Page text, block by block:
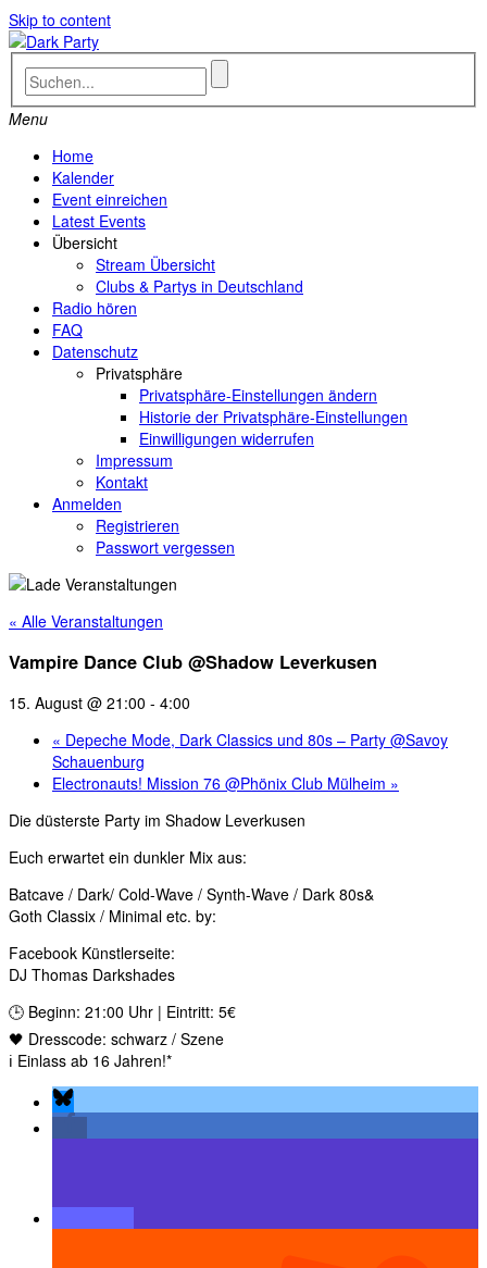
Skip to content
Menu
Home
Kalender
Event einreichen
Latest Events
Übersicht
Stream Übersicht
Clubs & Partys in Deutschland
Radio hören
FAQ
Datenschutz
Privatsphäre
Privatsphäre-Einstellungen ändern
Historie der Privatsphäre-Einstellungen
Einwilligungen widerrufen
Impressum
Kontakt
Anmelden
Registrieren
Passwort vergessen
« Alle Veranstaltungen
Vampire Dance Club @Shadow Leverkusen
15. August @ 21:00 - 4:00
« Depeche Mode, Dark Classics und 80s – Party @Savoy
Schauenburg
Electronauts! Mission 76 @Phönix Club Mülheim »
Die düsterste Party im Shadow Leverkusen
Euch erwartet ein dunkler Mix aus:
Batcave / Dark/ Cold-Wave / Synth-Wave / Dark 80s&
Goth Classix / Minimal etc. by:
Facebook Künstlerseite:
DJ Thomas Darkshades
🕒 Beginn: 21:00 Uhr | Eintritt: 5€
🖤 Dresscode: schwarz / Szene
ℹ️ Einlass ab 16 Jahren!*